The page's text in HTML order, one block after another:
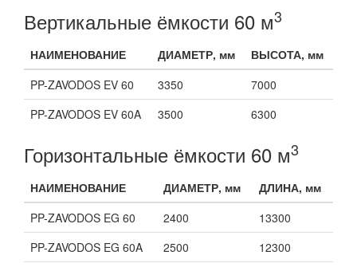
Вертикальные ёмкости 60 м3
НАИМЕНОВАНИЕ ДИАМЕТР, мм
ВЫСОТА, мм
PP-ZAVODOS EV 60
3350
7000
PP-ZAVODOS EV 60A
3500 6300
Горизонтальные ёмкости 60 м3
НАИМЕНОВАНИЕ ДИАМЕТР, мм
ДЛИНА, мм
PP-ZAVODOS EG 60
2400
13300
PP-ZAVODOS EG 60A
2500
12300